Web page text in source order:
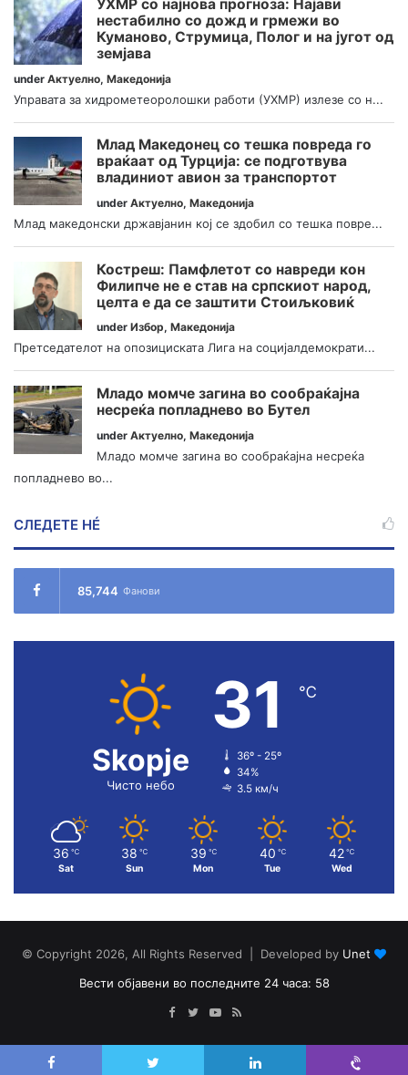
УХМР со најнова прогноза: Најави
нестабилно со дожд и грмежи во
Куманово, Струмица, Полог и на југот од
земјава
under Актуелно, Македонија
Управата за хидрометеоролошки работи (УХМР) излезе со н...
Млад Македонец со тешка повреда го
враќаат од Турција: се подготвува
владиниот авион за транспортот
under Актуелно, Македонија
Млад македонски државјанин кој се здобил со тешка повре...
Костреш: Памфлетот со навреди кон
Филипче не е став на српскиот народ,
целта е да се заштити Стоиљковиќ
under Избор, Македонија
Претседателот на опозициската Лига на социјалдемократи...
Младо момче загина во сообраќајна
несреќа попладнево во Бутел
under Актуелно, Македонија
Младо момче загина во сообраќајна несреќа
попладнево во...
СЛЕДЕТЕ НÉ
85,744 Фанови
Skopje
Чисто небо
31 ℃
36º - 25º
34%
3.5 км/ч
36 ℃
Sat
38 ℃
Sun
39 ℃
Mon
40 ℃
Tue
42 ℃
Wed
© Copyright 2026, All Rights Reserved | Developed by Unet
Вести објавени во последните 24 часа: 58
Facebook
TwitterYouTube
RSS